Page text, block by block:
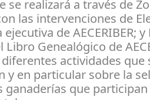
se realizará a través de
las intervenciones de
de AECERIBER;
Genealógico de
actividades que
y en particular sobre la
ganaderías que